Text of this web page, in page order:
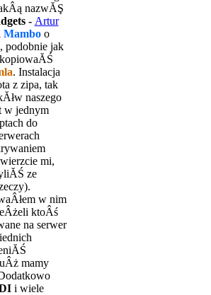
nazwĂŞ
- Artur
Mamboo
podobnie jak
. Instalacja
z zipa, tak
naszego
w jednym
do
mi,
ze
w nim
ktoÂś
na serwer
mamy
i wiele